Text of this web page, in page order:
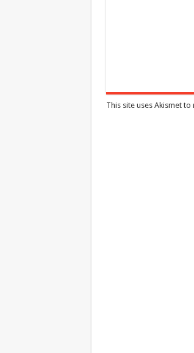
This site uses Akismet